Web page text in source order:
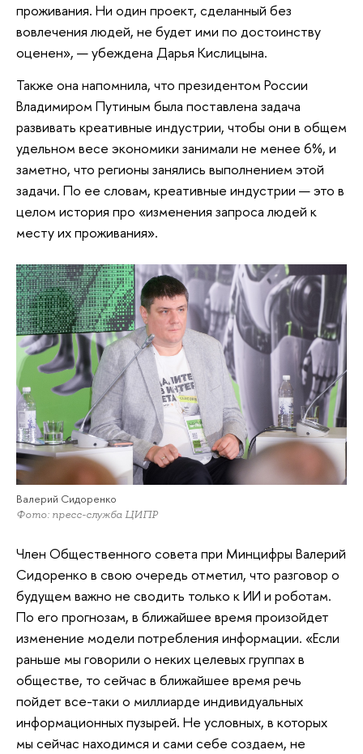
проживания. Ни один проект, сделанный без
вовлечения людей, не будет ими по достоинству
оценен», — убеждена Дарья Кислицына.
Также она напомнила, что президентом России
Владимиром Путиным была поставлена задача
развивать креативные индустрии, чтобы они в общем
удельном весе экономики занимали не менее 6%, и
заметно, что регионы занялись выполнением этой
задачи. По ее словам, креативные индустрии — это в
целом история про «изменения запроса людей к
месту их проживания».
Валерий Сидоренко
Фото: пресс-служба ЦИПР
Член Общественного совета при Минцифры Валерий
Сидоренко в свою очередь отметил, что разговор о
будущем важно не сводить только к ИИ и роботам.
По его прогнозам, в ближайшее время произойдет
изменение модели потребления информации. «Если
раньше мы говорили о неких целевых группах в
обществе, то сейчас в ближайшее время речь
пойдет все-таки о миллиарде индивидуальных
информационных пузырей. Не условных, в которых
мы сейчас находимся и сами себе создаем, не